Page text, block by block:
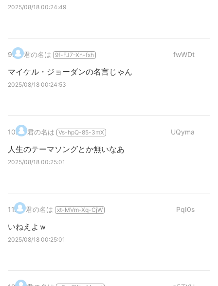
2025/08/18 00:24:49
9. 君の名は 9f-FJ7-Xn-fxh fwWDt
マイケル・ジョーダンの名言じゃん
2025/08/18 00:24:53
10. 君の名は Vs-hpQ-85-3mX UQyma
人生のテーマソングとか無いなあ
2025/08/18 00:25:01
11. 君の名は xt-MVm-Xq-CjW PqI0s
いねえよｗ
2025/08/18 00:25:01